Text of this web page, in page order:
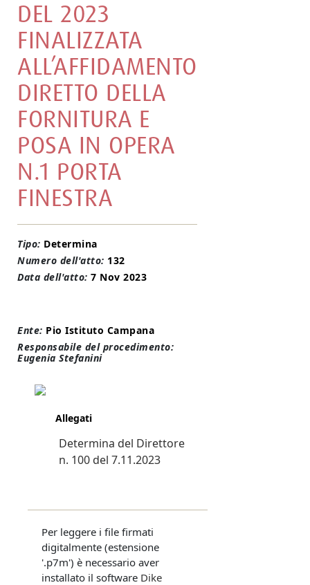
DEL 2023
FINALIZZATA
ALL’AFFIDAMENTO
DIRETTO DELLA
FORNITURA E
POSA IN OPERA
N.1 PORTA
FINESTRA
Tipo: Determina
Numero dell'atto: 132
Data dell'atto:7 Nov 2023
Ente: Pio Istituto Campana
Responsabile del procedimento:
Eugenia Stefanini
Allegati
Determina del Direttore
n. 100 del 7.11.2023
Per leggere i file firmati
digitalmente (estensione
'.p7m') è necessario aver
installato il software Dike